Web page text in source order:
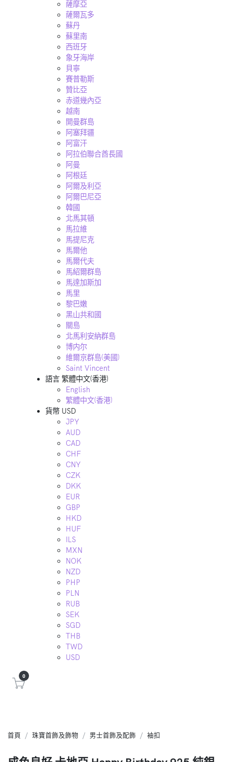
薩摩亞
薩爾瓦多
蘇丹
蘇里南
西班牙
象牙海岸
貝寧
賽普勒斯
贊比亞
赤道幾內亞
越南
開曼群島
阿塞拜疆
阿富汗
阿拉伯聯合酋長國
阿曼
阿根廷
阿爾及利亞
阿爾巴尼亞
韓國
北馬其頓
馬拉維
馬提尼克
馬爾他
馬爾代夫
馬紹爾群島
馬達加斯加
馬里
黎巴嫩
黑山共和國
關島
北馬利安納群島
博内尔
維爾京群島(美國)
Saint Vincent
語言 繁體中文(香港)
English
繁體中文(香港)
貨幣 USD
JPY
AUD
CAD
CHF
CNY
CZK
DKK
EUR
GBP
HKD
HUF
ILS
MXN
NOK
NZD
PHP
PLN
RUB
SEK
SGD
THB
TWD
USD
0
首頁 珠寶首飾及飾物 男士首飾及配飾 袖扣